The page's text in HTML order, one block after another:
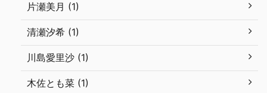
片瀬美月 (1)
清瀬汐希 (1)
川島愛里沙 (1)
木佐とも菜 (1)